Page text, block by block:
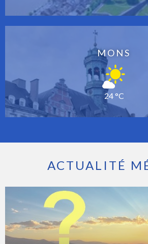
MONS
24 °C
ACTUALITÉ